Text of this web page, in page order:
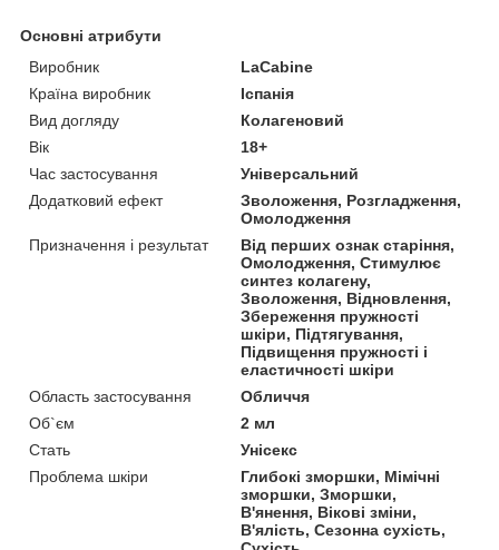
Основні атрибути
Виробник
LaCabine
Країна виробник
Іспанія
Вид догляду
Колагеновий
Вік
18+
Час застосування
Універсальний
Додатковий ефект
Зволоження, Розгладження,
Омолодження
Призначення і результат
Від перших ознак старіння,
Омолодження, Стимулює
синтез колагену,
Зволоження, Відновлення,
Збереження пружності
шкіри, Підтягування,
Підвищення пружності і
еластичності шкіри
Область застосування
Обличчя
Об`єм
2 мл
Стать
Унісекс
Проблема шкіри
Глибокі зморшки, Мімічні
зморшки, Зморшки,
В'янення, Вікові зміни,
В'ялість, Сезонна сухість,